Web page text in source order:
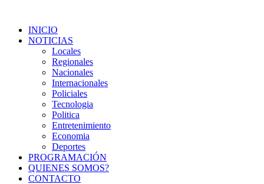
INICIO
NOTICIAS
Locales
Regionales
Nacionales
Internacionales
Policiales
Tecnologia
Politica
Entretenimiento
Economia
Deportes
PROGRAMACIÓN
QUIENES SOMOS?
CONTACTO